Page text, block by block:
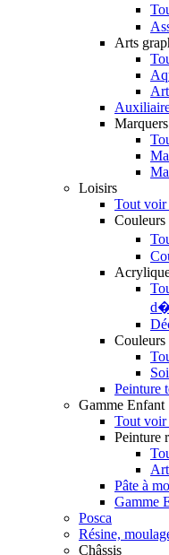
Arts
Marquers
Loisirs
Tout voir
Couleurs
Couleurs
Peinture
Gamme Enfant
Tout voir
Peinture
Pâte à
Gamme
Posca
Résine,
Châssis